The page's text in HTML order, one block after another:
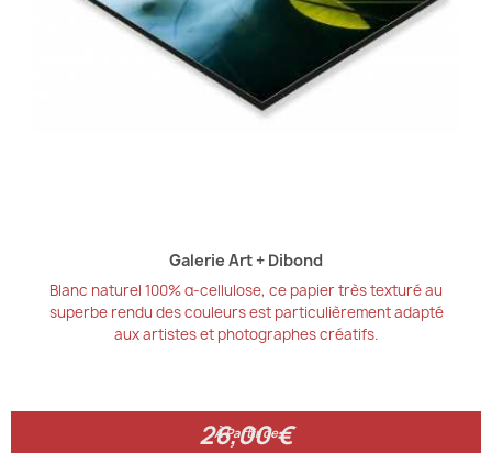
Galerie Art + Dibond
Blanc naturel 100% α-cellulose, ce papier très texturé au
superbe rendu des couleurs est particulièrement adapté
aux artistes et photographes créatifs.
À Partir de
26,00 €